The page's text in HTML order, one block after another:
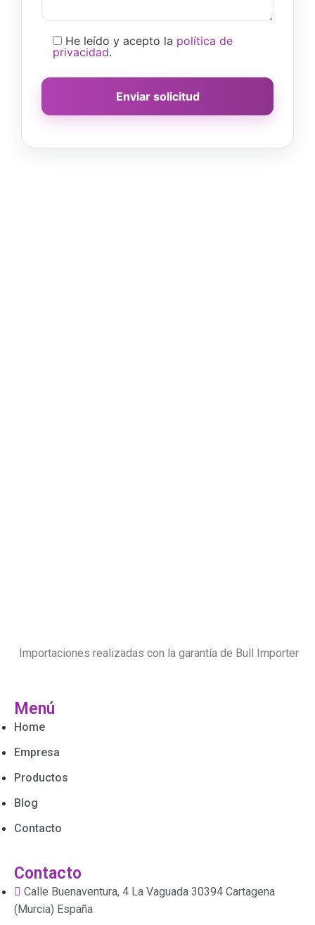
He leído y acepto la política de
privacidad.
Importaciones realizadas con la garantía de Bull Importer
Menú
Home
Empresa
Productos
Blog
Contacto
Contacto
Calle Buenaventura, 4 La Vaguada 30394 Cartagena
(Murcia) España